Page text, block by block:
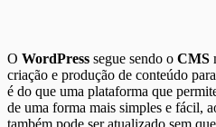
O WordPress segue sendo o CMS
criação e produção de conteúdo
é do que uma plataforma que
de uma forma mais simples e fácil,
também pode ser atualizado sem